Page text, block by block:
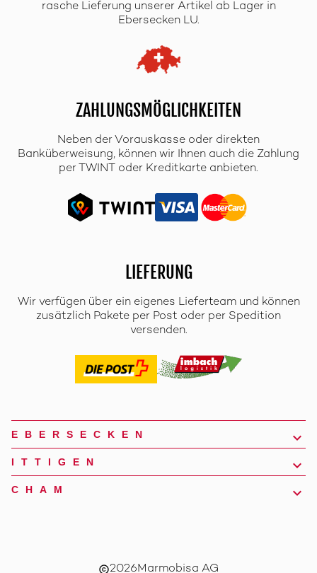
rasche Lieferung unserer Artikel ab Lager in
Ebersecken LU.
ZAHLUNGSMÖGLICHKEITEN
Neben der Vorauskasse oder direkten
Banküberweisung, können wir Ihnen auch die Zahlung
per TWINT oder Kreditkarte anbieten.
LIEFERUNG
Wir verfügen über ein eigenes Lieferteam und können
zusätzlich Pakete per Post oder per Spedition
versenden.
EBERSECKEN
ITTIGEN
CHAM
copyright2026Marmobisa AG